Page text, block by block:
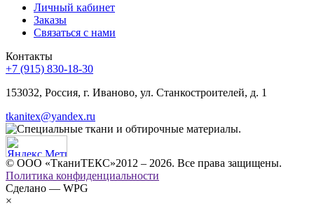
Личный кабинет
Заказы
Связаться с нами
Контакты
+7 (915) 830-18-30
153032, Россия, г. Иваново, ул. Станкостроителей, д. 1
tkanitex@yandex.ru
© ООО «ТканиТЕКС»2012 – 2026. Все права защищены.
Политика конфиденциальности
Сделано — WPG
×